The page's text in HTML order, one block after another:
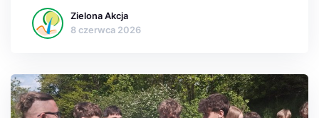
Zielona Akcja
8 czerwca 2026